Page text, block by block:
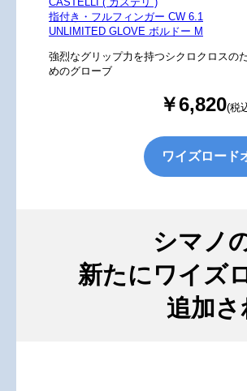
指付き・フルフィンガー CW 6.1
UNLIMITED GLOVE ボルドー M
強烈なグリップ力を持つシクロクロスの
めのグローブ
￥6,820(税
ワイズロード
シマノ
新たにワイズ
追加